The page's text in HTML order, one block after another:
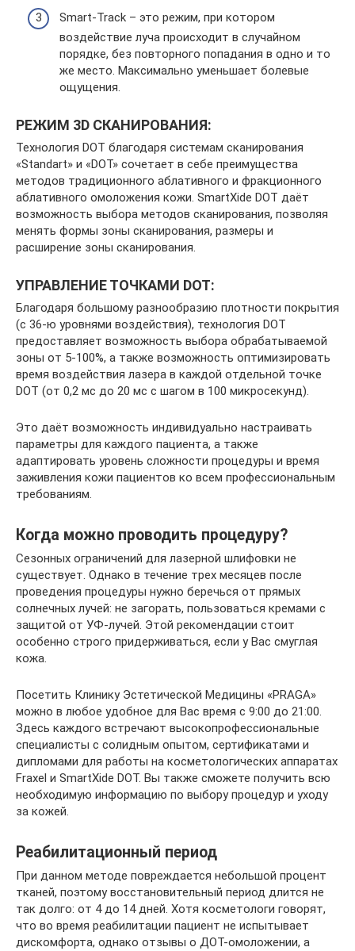
Smart-Track – это режим, при котором
воздействие луча происходит в случайном
порядке, без повторного попадания в одно и то
же место. Максимально уменьшает болевые
ощущения.
РЕЖИМ 3D СКАНИРОВАНИЯ:
Технология DOT благодаря системам сканирования
«Standart» и «DOT» сочетает в себе преимущества
методов традиционного аблативного и фракционного
аблативного омоложения кожи. SmartXide DOT даёт
возможность выбора методов сканирования, позволяя
менять формы зоны сканирования, размеры и
расширение зоны сканирования.
УПРАВЛЕНИЕ ТОЧКАМИ DOT:
Благодаря большому разнообразию плотности покрытия
(с 36-ю уровнями воздействия), технология DOT
предоставляет возможность выбора обрабатываемой
зоны от 5-100%, а также возможность оптимизировать
время воздействия лазера в каждой отдельной точке
DOT (от 0,2 мс до 20 мс с шагом в 100 микросекунд).
Это даёт возможность индивидуально настраивать
параметры для каждого пациента, а также
адаптировать уровень сложности процедуры и время
заживления кожи пациентов ко всем профессиональным
требованиям.
Когда можно проводить процедуру?
Сезонных ограничений для лазерной шлифовки не
существует. Однако в течение трех месяцев после
проведения процедуры нужно беречься от прямых
солнечных лучей: не загорать, пользоваться кремами с
защитой от УФ-лучей. Этой рекомендации стоит
особенно строго придерживаться, если у Вас смуглая
кожа.
Посетить Клинику Эстетической Медицины «PRAGA»
можно в любое удобное для Вас время с 9:00 до 21:00.
Здесь каждого встречают высокопрофессиональные
специалисты с солидным опытом, сертификатами и
дипломами для работы на косметологических аппаратах
Fraxel и SmartXide DOT. Вы также сможете получить всю
необходимую информацию по выбору процедур и уходу
за кожей.
Реабилитационный период
При данном методе повреждается небольшой процент
тканей, поэтому восстановительный период длится не
так долго: от 4 до 14 дней. Хотя косметологи говорят,
что во время реабилитации пациент не испытывает
дискомфорта, однако отзывы о ДОТ-омоложении, а